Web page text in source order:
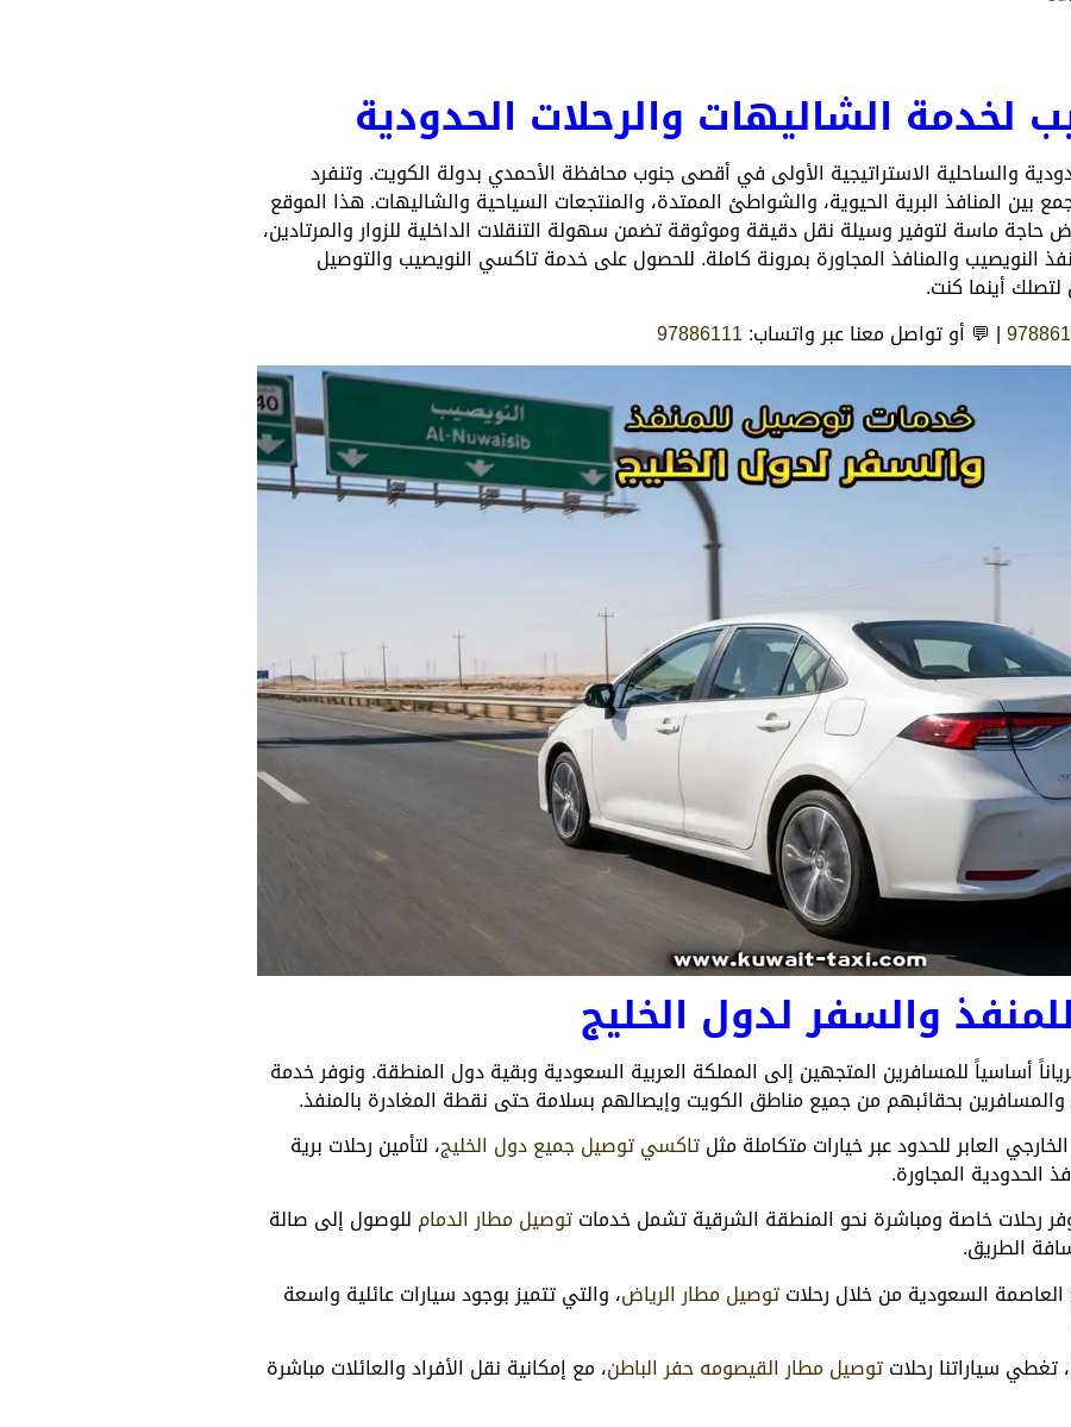
لخدمة الشاليهات والرحلات الحدودية
والساحلية الاستراتيجية الأولى في أقصى جنوب محافظة الأحمدي بدولة الكويت. وتنفرد
بين المنافذ البرية الحيوية، والشواطئ الممتدة، والمنتجعات السياحية والشاليهات. هذا الموقع
حاجة ماسة لتوفير وسيلة نقل دقيقة وموثوقة تضمن سهولة التنقلات الداخلية للزوار والمرتادين،
النويصيب والمنافذ المجاورة بمرونة كاملة. للحصول على خدمة تاكسي النويصيب والتوصيل
أينما كنت.
| 💬 أو تواصل معنا عبر واتساب:97886111
والسفر لدول الخليج
أساسياً للمسافرين المتجهين إلى المملكة العربية السعودية وبقية دول المنطقة. ونوفر خدمة
بحقائبهم من جميع مناطق الكويت وإيصالهم بسلامة حتى نقطة المغادرة بالمنفذ.
العابر للحدود عبر خيارات متكاملة مثلتاكسي توصيل جميع دول الخليج، لتأمين رحلات برية
الحدودية المجاورة.
رحلات خاصة ومباشرة نحو المنطقة الشرقية تشمل خدماتتوصيل مطار الدمام للوصول إلى صالة
الطريق.
السعودية من خلال رحلاتتوصيل مطار الرياض، والتي تتميز بوجود سيارات عائلية واسعة
تغطي سياراتنا رحلاتتوصيل مطار القيصومه حفر الباطن، مع إمكانية نقل الأفراد والعائلات مباشرة